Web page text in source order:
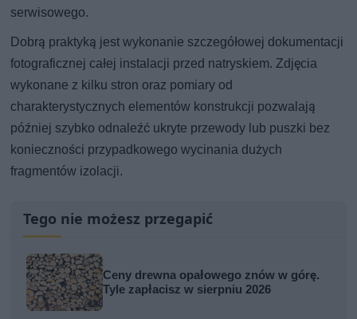
serwisowego.
Dobrą praktyką jest wykonanie szczegółowej dokumentacji
fotograficznej całej instalacji przed natryskiem. Zdjęcia
wykonane z kilku stron oraz pomiary od
charakterystycznych elementów konstrukcji pozwalają
później szybko odnaleźć ukryte przewody lub puszki bez
konieczności przypadkowego wycinania dużych
fragmentów izolacji.
Tego nie możesz przegapić
Ceny drewna opałowego znów w górę.
Tyle zapłacisz w sierpniu 2026